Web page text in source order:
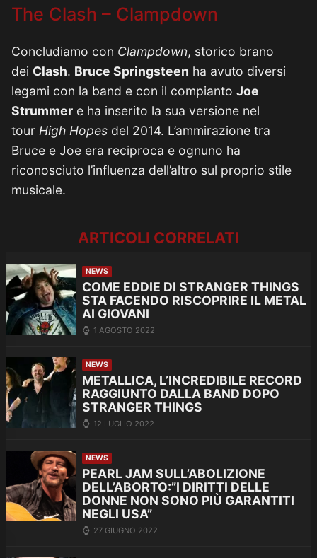
The Clash – Clampdown
Concludiamo con Clampdown, storico brano
dei Clash. Bruce Springsteen ha avuto diversi
legami con la band e con il compianto Joe
Strummer e ha inserito la sua versione nel
tour High Hopes del 2014. L’ammirazione tra
Bruce e Joe era reciproca e ognuno ha
riconosciuto l’influenza dell’altro sul proprio stile
musicale.
ARTICOLI CORRELATI
NEWS
COME EDDIE DI STRANGER THINGS
STA FACENDO RISCOPRIRE IL METAL
AI GIOVANI
1 AGOSTO 2022
NEWS
METALLICA, L’INCREDIBILE RECORD
RAGGIUNTO DALLA BAND DOPO
STRANGER THINGS
12 LUGLIO 2022
NEWS
PEARL JAM SULL’ABOLIZIONE
DELL’ABORTO:”I DIRITTI DELLE
DONNE NON SONO PIÙ GARANTITI
NEGLI USA”
27 GIUGNO 2022